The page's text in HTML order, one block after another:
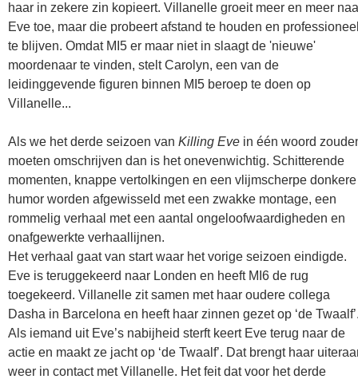
haar in zekere zin kopieert. Villanelle groeit meer en meer
Eve toe, maar die probeert afstand te houden en
te blijven. Omdat MI5 er maar niet in slaagt de 'nieuwe'
moordenaar te vinden, stelt Carolyn, een van de
leidinggevende figuren binnen MI5 beroep te doen op
Villanelle...
Als we het derde seizoen van Killing Eve in één woord
moeten omschrijven dan is het onevenwichtig. Schitterende
momenten, knappe vertolkingen en een vlijmscherpe donkere
humor worden afgewisseld met een zwakke montage, een
rommelig verhaal met een aantal ongeloofwaardigheden en
onafgewerkte verhaallijnen.
Het verhaal gaat van start waar het vorige seizoen eindigde.
Eve is teruggekeerd naar Londen en heeft MI6 de rug
toegekeerd. Villanelle zit samen met haar oudere collega
Dasha in Barcelona en heeft haar zinnen gezet op ‘de
Als iemand uit Eve’s nabijheid sterft keert Eve terug naar de
actie en maakt ze jacht op ‘de Twaalf’. Dat brengt haar
weer in contact met Villanelle. Het feit dat voor het derde